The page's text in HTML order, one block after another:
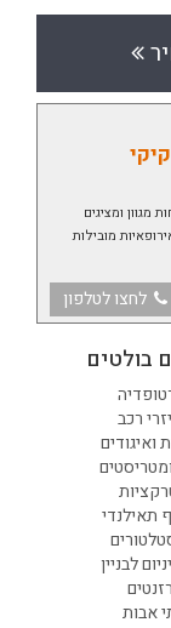
ומציגים
מובילות
לחצו לטלפון
בולטים
רכב
ואיגודים
תאילנדי
לבניין
אבות